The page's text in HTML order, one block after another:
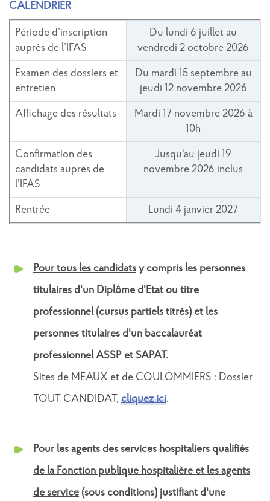
CALENDRIER
Période d’inscription
auprès de l’IFAS
Du lundi 6 juillet au
vendredi 2 octobre 2026
Examen des dossiers et
entretien
Du mardi 15 septembre au
jeudi 12 novembre 2026
Affichage des résultats
Mardi 17 novembre 2026 à
10h
Confirmation des
candidats auprès de
l’IFAS
Jusqu'au jeudi 19
novembre 2026 inclus
Rentrée Lundi 4 janvier 2027
Pour tous les candidats y compris les personnes
titulaires d'un Diplôme d'Etat ou titre
professionnel (cursus partiels titrés) et les
personnes titulaires d'un baccalauréat
professionnel ASSP et SAPAT.
Sites de MEAUX et de COULOMMIERS : Dossier
TOUT CANDIDAT, cliquez ici.
Pour les agents des services hospitaliers qualifiés
de la Fonction publique hospitalière et les agents
de service (sous conditions) justifiant d'une